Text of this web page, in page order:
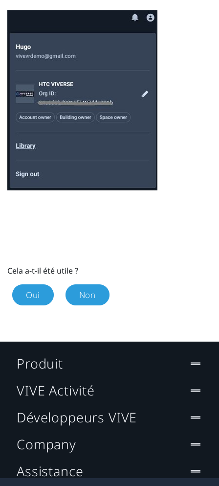
Cela a-t-il été utile ?
Oui Non
Produit
VIVE Activité
Développeurs VIVE
Company
Assistance